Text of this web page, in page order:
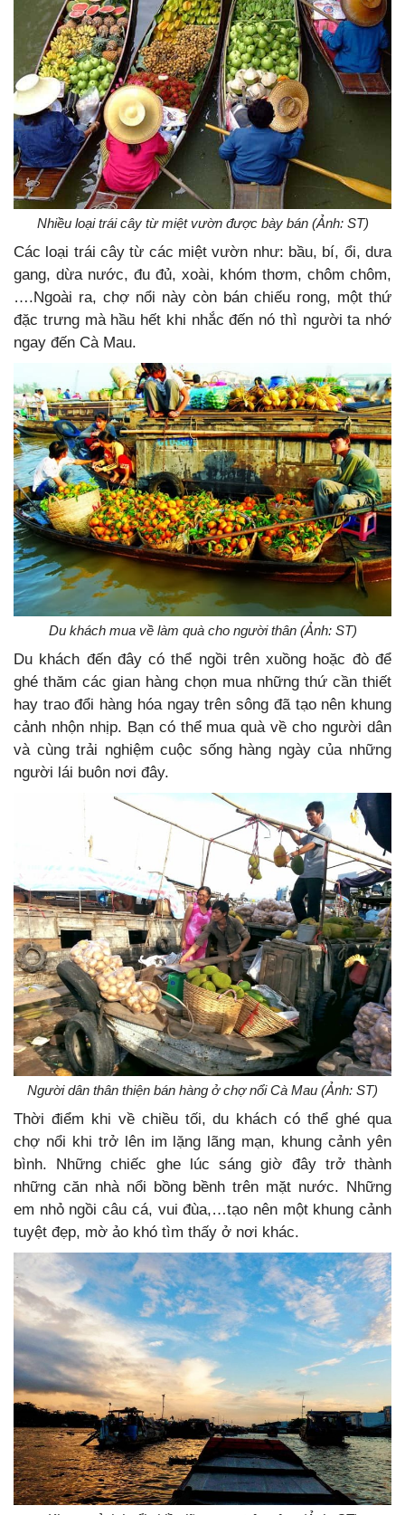
Nhiều loại trái cây từ miệt vườn được bày bán (Ảnh: ST)
Các loại trái cây từ các miệt vườn như: bầu, bí, ổi, dưa
gang, dừa nước, đu đủ, xoài, khóm thơm, chôm chôm,
….Ngoài ra, chợ nổi này còn bán chiếu rong, một thứ
đặc trưng mà hầu hết khi nhắc đến nó thì người ta nhớ
ngay đến Cà Mau.
Du khách mua về làm quà cho người thân (Ảnh: ST)
Du khách đến đây có thể ngồi trên xuồng hoặc đò để
ghé thăm các gian hàng chọn mua những thứ cần thiết
hay trao đổi hàng hóa ngay trên sông đã tạo nên khung
cảnh nhộn nhịp. Bạn có thể mua quà về cho người dân
và cùng trải nghiệm cuộc sống hàng ngày của những
người lái buôn nơi đây.
Người dân thân thiện bán hàng ở chợ nổi Cà Mau (Ảnh: ST)
Thời điểm khi về chiều tối, du khách có thể ghé qua
chợ nổi khi trở lên im lặng lãng mạn, khung cảnh yên
bình. Những chiếc ghe lúc sáng giờ đây trở thành
những căn nhà nổi bồng bềnh trên mặt nước. Những
em nhỏ ngồi câu cá, vui đùa,…tạo nên một khung cảnh
tuyệt đẹp, mờ ảo khó tìm thấy ở nơi khác.